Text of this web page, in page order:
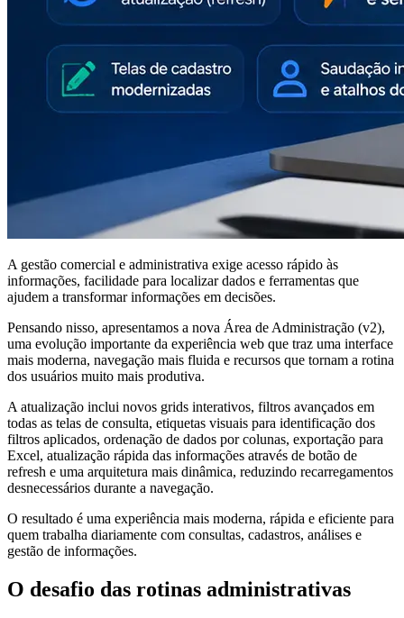
A gestão comercial e administrativa exige acesso rápido às
informações, facilidade para localizar dados e ferramentas que
ajudem a transformar informações em decisões.
Pensando nisso, apresentamos a nova Área de Administração (v2),
uma evolução importante da experiência web que traz uma interface
mais moderna, navegação mais fluida e recursos que tornam a rotina
dos usuários muito mais produtiva.
A atualização inclui novos grids interativos, filtros avançados em
todas as telas de consulta, etiquetas visuais para identificação dos
filtros aplicados, ordenação de dados por colunas, exportação para
Excel, atualização rápida das informações através de botão de
refresh e uma arquitetura mais dinâmica, reduzindo recarregamentos
desnecessários durante a navegação.
O resultado é uma experiência mais moderna, rápida e eficiente para
quem trabalha diariamente com consultas, cadastros, análises e
gestão de informações.
O desafio das rotinas administrativas